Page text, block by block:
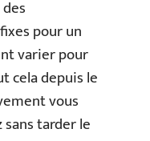
pour un
varier pour
cela depuis le
vous
tarder le